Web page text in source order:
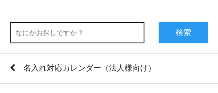
検索
名入れ対応カレンダー（法人様向け）